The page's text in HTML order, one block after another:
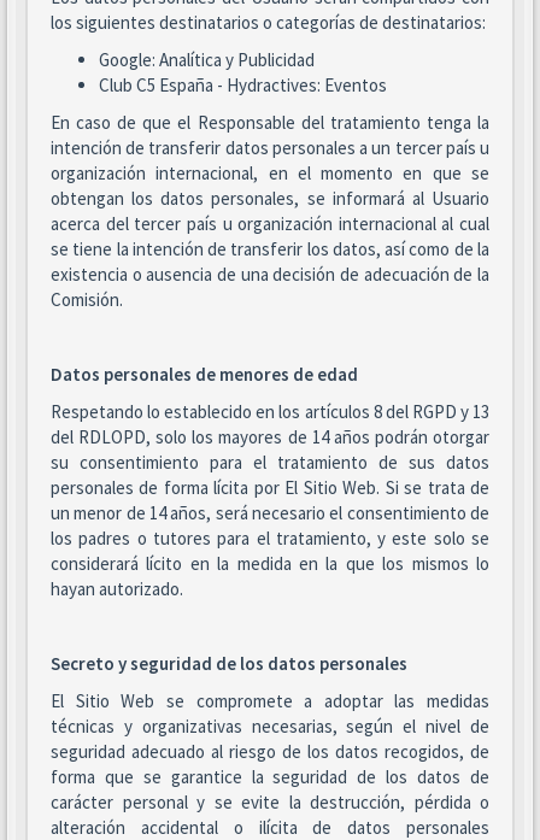
los siguientes destinatarios o categorías de destinatarios:
Google: Analítica y Publicidad
Club C5 España - Hydractives: Eventos
En caso de que el Responsable del tratamiento tenga la
intención de transferir datos personales a un tercer país u
organización internacional, en el momento en que se
obtengan los datos personales, se informará al Usuario
acerca del tercer país u organización internacional al cual
se tiene la intención de transferir los datos, así como de la
existencia o ausencia de una decisión de adecuación de la
Comisión.
Datos personales de menores de edad
Respetando lo establecido en los artículos 8 del RGPD y 13
del RDLOPD, solo los mayores de 14 años podrán otorgar
su consentimiento para el tratamiento de sus datos
personales de forma lícita por El Sitio Web. Si se trata de
un menor de 14 años, será necesario el consentimiento de
los padres o tutores para el tratamiento, y este solo se
considerará lícito en la medida en la que los mismos lo
hayan autorizado.
Secreto y seguridad de los datos personales
El Sitio Web se compromete a adoptar las medidas
técnicas y organizativas necesarias, según el nivel de
seguridad adecuado al riesgo de los datos recogidos, de
forma que se garantice la seguridad de los datos de
carácter personal y se evite la destrucción, pérdida o
alteración accidental o ilícita de datos personales